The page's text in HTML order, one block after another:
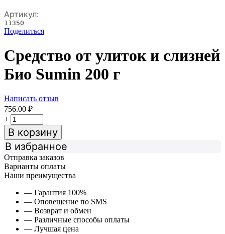
Артикул:
11350
Поделиться
Средство от улиток и слизней
Био Sumin 200 г
Написать отзыв
756.00 ₽
+
−
В корзину
В избранное
Отправка заказов
Варианты оплаты
Наши преимущества
— Гарантия 100%
— Оповещение по SMS
— Возврат и обмен
— Различные способы оплаты
— Лучшая цена